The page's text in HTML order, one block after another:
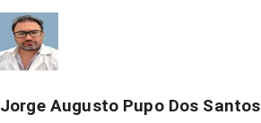
Jorge Augusto Pupo Dos Santos